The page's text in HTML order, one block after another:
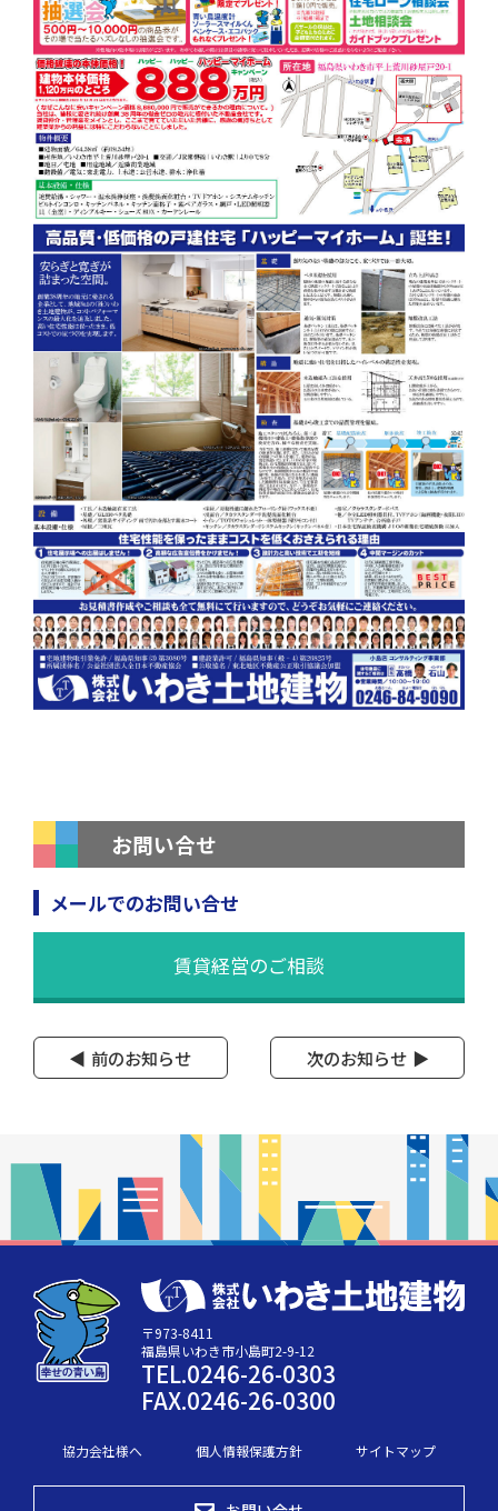
お問い合せ
メールでのお問い合せ
賃貸経営のご相談
前のお知らせ 次のお知らせ
〒973-8411
福島県いわき市小島町2-9-12
TEL.0246-26-0303
FAX.0246-26-0300
協力会社様へ 個人情報保護方針 サイトマップ